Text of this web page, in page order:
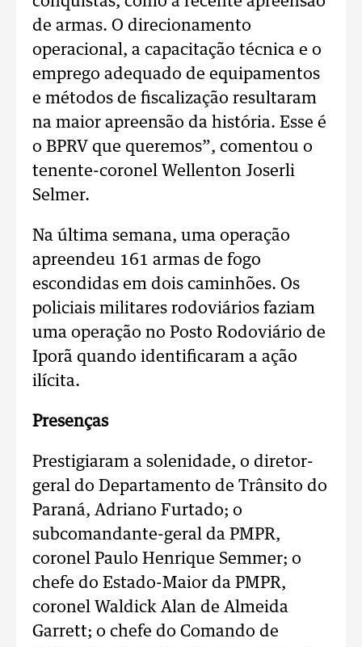
de armas. O direcionamento
operacional, a capacitação técnica e o
emprego adequado de equipamentos
e métodos de fiscalização resultaram
na maior apreensão da história. Esse é
o BPRV que queremos”, comentou o
tenente-coronel Wellenton Joserli
Selmer.
Na última semana, uma operação
apreendeu 161 armas de fogo
escondidas em dois caminhões. Os
policiais militares rodoviários faziam
uma operação no Posto Rodoviário de
Iporã quando identificaram a ação
ilícita.
Presenças
Prestigiaram a solenidade, o diretor-
geral do Departamento de Trânsito do
Paraná, Adriano Furtado; o
subcomandante-geral da PMPR,
coronel Paulo Henrique Semmer; o
chefe do Estado-Maior da PMPR,
coronel Waldick Alan de Almeida
Garrett; o chefe do Comando de